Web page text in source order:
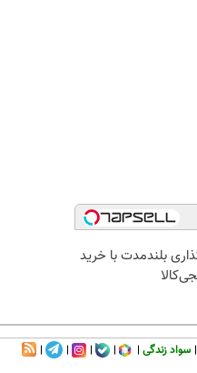
بلندمدت با خرید
سواد زندگی